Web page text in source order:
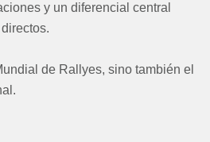
y un diferencial central
de Rallyes, sino también el